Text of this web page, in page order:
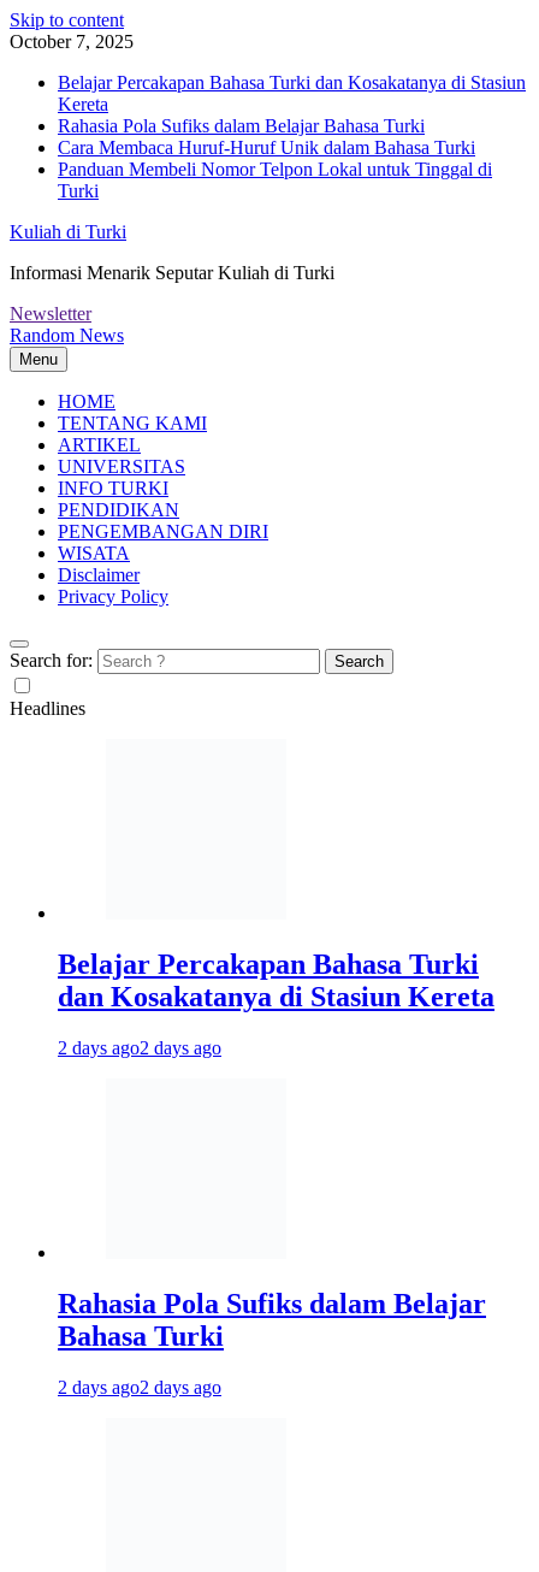
Skip to content
October 7, 2025
Belajar Percakapan Bahasa Turki dan Kosakatanya di Stasiun
Kereta
Rahasia Pola Sufiks dalam Belajar Bahasa Turki
Cara Membaca Huruf-Huruf Unik dalam Bahasa Turki
Panduan Membeli Nomor Telpon Lokal untuk Tinggal di
Turki
Kuliah di Turki
Informasi Menarik Seputar Kuliah di Turki
Newsletter
Random News
Menu
HOME
TENTANG KAMI
ARTIKEL
UNIVERSITAS
INFO TURKI
PENDIDIKAN
PENGEMBANGAN DIRI
WISATA
Disclaimer
Privacy Policy
Search for:
Headlines
Belajar Percakapan Bahasa Turki
dan Kosakatanya di Stasiun Kereta
2 days ago2 days ago
Rahasia Pola Sufiks dalam Belajar
Bahasa Turki
2 days ago2 days ago